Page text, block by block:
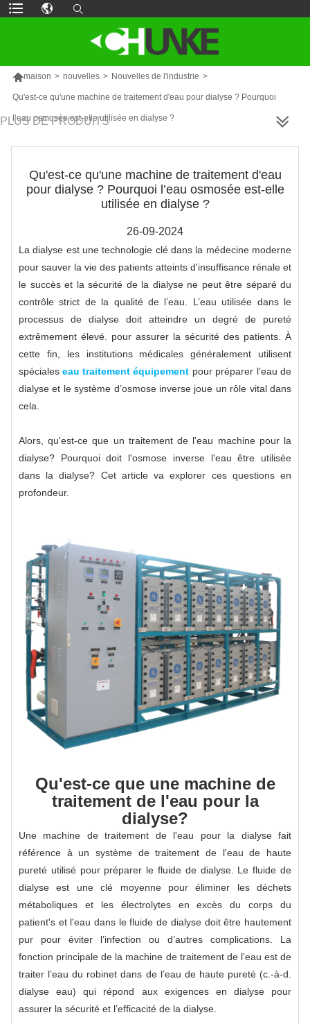
maison > nouvelles > Nouvelles de l'industrie >
Qu'est-ce qu'une machine de traitement d'eau pour dialyse ? Pourquoi
l’eau osmosée est-elle utilisée en dialyse ?
PLUS DE PRODUITS
Qu'est-ce qu'une machine de traitement d'eau
pour dialyse ? Pourquoi l’eau osmosée est-elle
utilisée en dialyse ?
26-09-2024
La dialyse est une technologie clé dans la médecine moderne
pour sauver la vie des patients atteints d'insuffisance rénale et
le succès et la sécurité de la dialyse ne peut être séparé du
contrôle strict de la qualité de l’eau. L’eau utilisée dans le
processus de dialyse doit atteindre un degré de pureté
extrêmement élevé. pour assurer la sécurité des patients. À
cette fin, les institutions médicales généralement utilisent
spécialeseau traitement équipement pour préparer l’eau de
dialyse et le système d’osmose inverse joue un rôle vital dans
cela.
Alors, qu'est-ce que un traitement de l'eau machine pour la
dialyse? Pourquoi doit l'osmose inverse l'eau être utilisée
dans la dialyse? Cet article va explorer ces questions en
profondeur.
Qu'est-ce que une machine de
traitement de l'eau pour la
dialyse?
Une machine de traitement de l'eau pour la dialyse fait
référence à un système de traitement de l'eau de haute
pureté utilisé pour préparer le fluide de dialyse. Le fluide de
dialyse est une clé moyenne pour éliminer les déchets
métaboliques et les électrolytes en excès du corps du
patient's et l'eau dans le fluide de dialyse doit être hautement
pur pour éviter l’infection ou d’autres complications. La
fonction principale de la machine de traitement de l’eau est de
traiter l’eau du robinet dans de l’eau de haute pureté (c.-à-d.
dialyse eau) qui répond aux exigences en dialyse pour
assurer la sécurité et l’efficacité de la dialyse.